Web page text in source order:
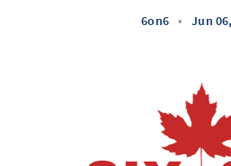
6on6 • Jun